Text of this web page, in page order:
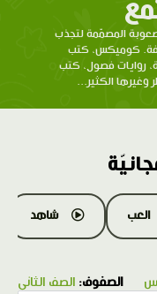
المصمّمة لتجذب
كوميكس، كتب
روايات فصول، كتب
الكثير...
العب شاهد
الصفوف: الصف الثاني